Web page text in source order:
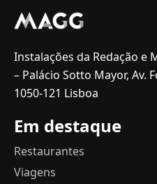
Instalações da Redação e
– Palácio Sotto Mayor, Av.
1050-121 Lisboa
Em destaque
Restaurantes
Viagens